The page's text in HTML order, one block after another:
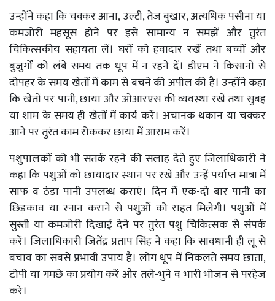
उन्होंने कहा कि चक्कर आना, उल्टी, तेज बुखार, अत्यधिक पसीना या
कमजोरी महसूस होने पर इसे सामान्य न समझें और तुरंत
चिकित्सकीय सहायता लें। घरों को हवादार रखें तथा बच्चों और
बुजुर्गों को लंबे समय तक धूप में न रहने दें। डीएम ने किसानों से
दोपहर के समय खेतों में काम से बचने की अपील की है। उन्होंने कहा
कि खेतों पर पानी, छाया और ओआरएस की व्यवस्था रखें तथा सुबह
या शाम के समय ही खेतों में कार्य करें। अचानक थकान या चक्कर
आने पर तुरंत काम रोककर छाया में आराम करें।
पशुपालकों को भी सतर्क रहने की सलाह देते हुए जिलाधिकारी ने
कहा कि पशुओं को छायादार स्थान पर रखें और उन्हें पर्याप्त मात्रा में
साफ व ठंडा पानी उपलब्ध कराएं। दिन में एक-दो बार पानी का
छिड़काव या स्नान कराने से पशुओं को राहत मिलेगी। पशुओं में
सुस्ती या कमजोरी दिखाई देने पर तुरंत पशु चिकित्सक से संपर्क
करें। जिलाधिकारी जितेंद्र प्रताप सिंह ने कहा कि सावधानी ही लू से
बचाव का सबसे प्रभावी उपाय है। लोग धूप में निकलते समय छाता,
टोपी या गमछे का प्रयोग करें और तले-भुने व भारी भोजन से परहेज
करें।